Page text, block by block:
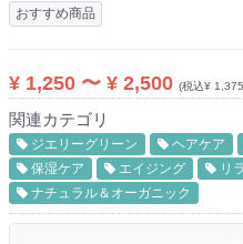
おすすめ商品
¥ 1,250 〜 ¥ 2,500 (税込¥
関連カテゴリ
ジエリーグリーン ヘアケア
保湿ケア
エイジング
リ
ナチュラル＆オーガニック